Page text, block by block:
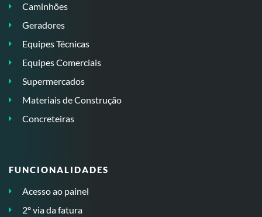
Caminhões
Geradores
Equipes Técnicas
Equipes Comerciais
Supermercados
Materiais de Construção
Concreteiras
FUNCIONALIDADES
Acesso ao painel
2º via da fatura